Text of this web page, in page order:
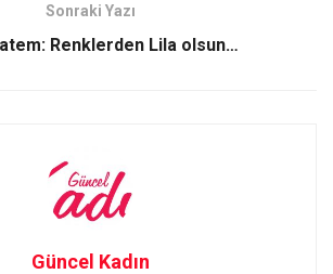
Sonraki Yazı
Renklerden Lila olsun…
Güncel Kadın